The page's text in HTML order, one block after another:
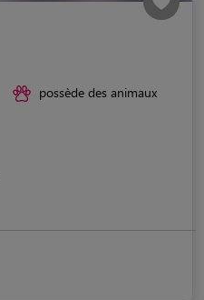
possède des animaux